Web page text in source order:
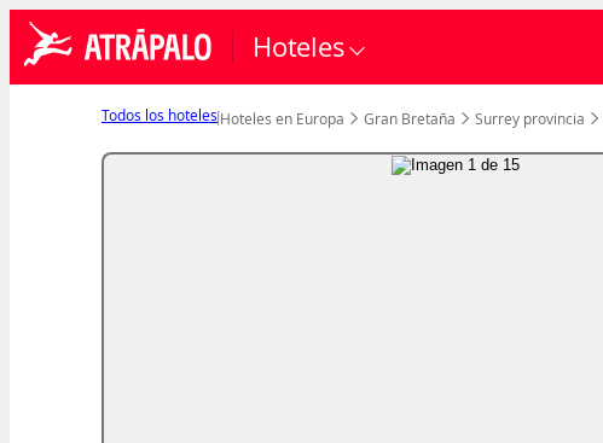
Hoteles
Todos los hoteles Hoteles en Europa Gran Bretaña Surrey provincia